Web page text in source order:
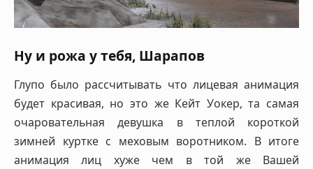
Ну и рожа у тебя, Шарапов
Глупо было рассчитывать что лицевая анимация
будет красивая, но это же Кейт Уокер, та самая
очаровательная девушка в теплой короткой
зимней куртке с меховым воротником. В итоге
анимация лиц хуже чем в той же Вашей